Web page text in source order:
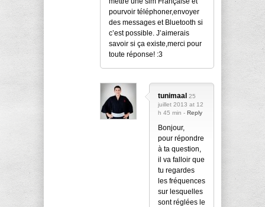
pourvoir téléphoner,envoyer
des messages et Bluetooth si
c’est possible. J’aimerais
savoir si ça existe,merci pour
toute réponse! :3
tunimaal 25
juillet 2013 at 12
h 45 min - Reply
Bonjour,
pour répondre
à ta question,
il va falloir que
tu regardes
les fréquences
sur lesquelles
sont réglées le